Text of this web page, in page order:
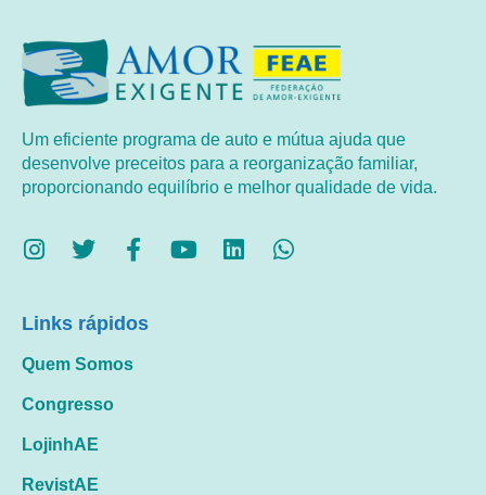
Um eficiente programa de auto e mútua ajuda que
desenvolve preceitos para a reorganização familiar,
proporcionando equilíbrio e melhor qualidade de vida.
Links rápidos
Quem Somos
Congresso
LojinhAE
RevistAE